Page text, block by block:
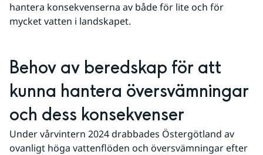
hantera konsekvenserna av både för lite och för
mycket vatten i landskapet.
Behov av beredskap för att
kunna hantera översvämningar
och dess konsekvenser
Under vårvintern 2024 drabbades Östergötland av
ovanligt höga vattenflöden och översvämningar efter